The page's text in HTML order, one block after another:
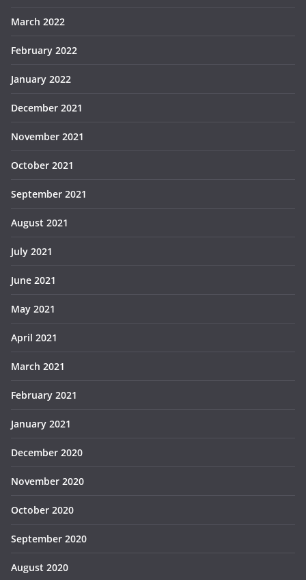
March 2022
February 2022
January 2022
December 2021
November 2021
October 2021
September 2021
August 2021
July 2021
June 2021
May 2021
April 2021
March 2021
February 2021
January 2021
December 2020
November 2020
October 2020
September 2020
August 2020